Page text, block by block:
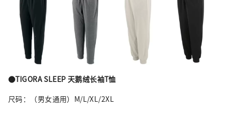
●TIGORA SLEEP 天鹅绒长袖T恤
尺码：（男女通用）M/L/XL/2XL